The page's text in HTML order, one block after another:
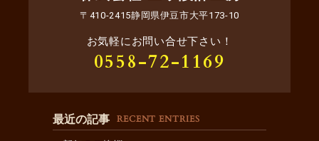
〒410-2415静岡県伊豆市大平173-10
お気軽にお問い合せ下さい！
0558-72-1169
最近の記事 RECENT ENTRIES